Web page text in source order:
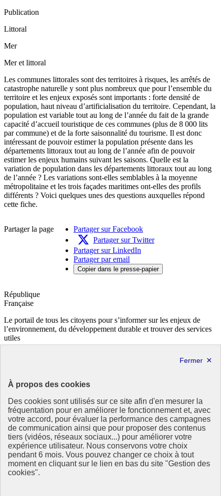
À propos des cookies
Des cookies sont utilisés sur ce site afin d'en mesurer la
fréquentation pour en améliorer le fonctionnement et, avec
votre accord, pour évaluer la performance des campagnes
de communication ainsi que pour proposer des contenus
tiers (vidéos, réseaux sociaux...) pour améliorer votre
expérience utilisateur. Nous conservons votre choix
pendant 6 mois. Vous pouvez changer ce choix à tout
moment en cliquant sur le lien en bas du site "Gestion des
cookies".
Publication
Littoral
Mer
Mer et littoral
Les communes littorales sont des territoires à risques, les arrêtés de
catastrophe naturelle y sont plus nombreux que pour l’ensemble du
territoire et les enjeux exposés sont importants : forte densité de
population, haut niveau d’artificialisation du territoire. Cependant, la
population est variable tout au long de l’année du fait de la grande
capacité d’accueil touristique de ces communes (plus de 8 000 lits
par commune) et de la forte saisonnalité du tourisme. Il est donc
intéressant de pouvoir estimer la population présente dans les
départements littoraux tout au long de l’année afin de pouvoir
estimer les enjeux humains suivant les saisons. Quelle est la
variation de population dans les départements littoraux tout au long
de l’année ? Les variations sont-elles semblables à la moyenne
métropolitaine et les trois façades maritimes ont-elles des profils
différents ? Voici quelques unes des questions auxquelles répond
cette fiche.
Partager la page
Partager sur Facebook
Partager sur Twitter
Partager sur LinkedIn
Partager par email
Copier dans le presse-papier
République
Française
Le portail de tous les citoyens pour s’informer sur les enjeux de
l’environnement, du développement durable et trouver des services
utiles
data.gouv.fr- ouvre une nouvelle fenêtre
Partenaire
Partenaire principal :
Eionet Portal